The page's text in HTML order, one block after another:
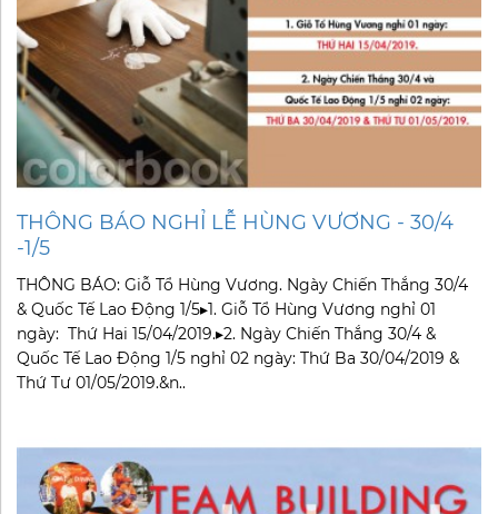
THÔNG BÁO NGHỈ LỄ HÙNG VƯƠNG - 30/4
-1/5
THÔNG BÁO: Giỗ Tổ Hùng Vương. Ngày Chiến Thắng 30/4
& Quốc Tế Lao Động 1/5▸1. Giỗ Tổ Hùng Vương nghỉ 01
ngày: Thứ Hai 15/04/2019.▸2. Ngày Chiến Thắng 30/4 &
Quốc Tế Lao Động 1/5 nghỉ 02 ngày: Thứ Ba 30/04/2019 &
Thứ Tư 01/05/2019.&n..